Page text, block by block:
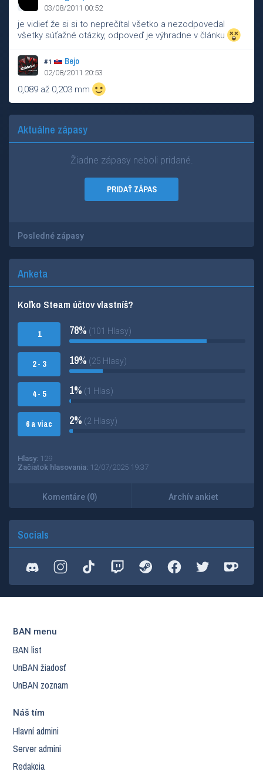
03/08/2011 00:52
je vidieť že si si to neprečítal všetko a nezodpovedal
všetky súťažné otázky, odpoveď je výhradne v článku
#1 Bejo
02/08/2011 20:53
0,089 až 0,203 mm
Aktuálne zápasy
Žiadne zápasy neboli pridané.
PRIDAŤ ZÁPAS
Posledné zápasy
Anketa
Koľko Steam účtov vlastníš?
1
2 - 3
4 - 5
6 a viac
78% (101 Hlasy)
19% (25 Hlasy)
1% (1 Hlas)
2% (2 Hlasy)
Hlasy: 129
Začiatok hlasovania: 12/07/2025 19:37
Komentáre (0) Archív ankiet
Socials
BAN menu
BAN list
UnBAN žiadosť
UnBAN zoznam
Náš tím
Hlavní admini
Server admini
Redakcia